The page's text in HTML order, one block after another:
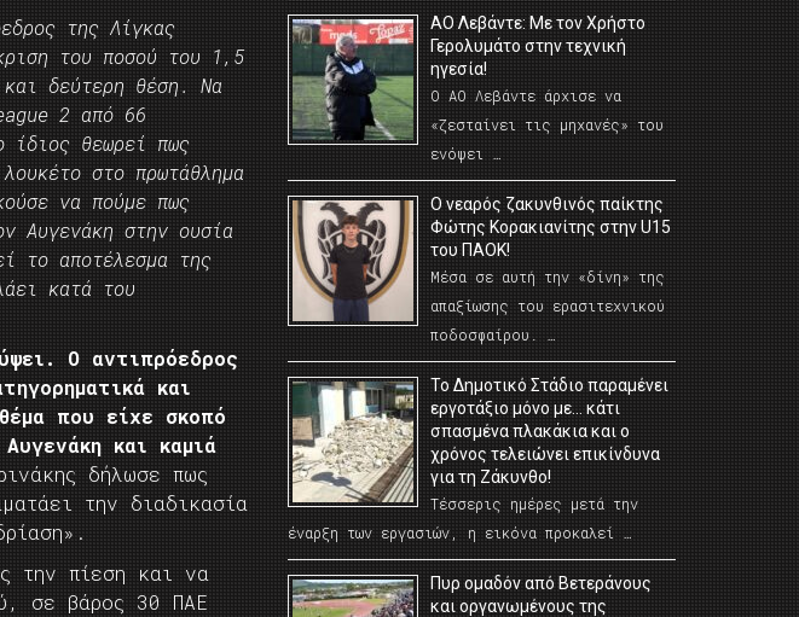
της Λίγκας
του ποσού του 1,5
δεύτερη θέση. Να
2 από 66
ίδιος θεωρεί πως
στο πρωτάθλημα
να πούμε πως
Αυγενάκη στην ουσία
το αποτέλεσμα της
κατά του
Ο αντιπρόεδρος
και
που είχε σκοπό
και καμιά
δήλωσε πως
την διαδικασία
την πίεση και να
σε βάρος 30 ΠΑΕ
ΑΟ Λεβάντε: Με τον Χρήστο
Γερολυμάτο στην τεχνική
ηγεσία!
Ο ΑΟ Λεβάντε άρχισε να
«ζεσταίνει τις μηχανές» του
ενόψει …
O νεαρός ζακυνθινός παίκτης
Φώτης Κορακιανίτης στην U15
του ΠΑΟΚ!
Μέσα σε αυτή την «δίνη» της
απαξίωσης του ερασιτεχνικού
ποδοσφαίρου. …
Το Δημοτικό Στάδιο παραμένει
εργοτάξιο μόνο με… κάτι
σπασμένα πλακάκια και ο
χρόνος τελειώνει επικίνδυνα
για τη Ζάκυνθο!
Τέσσερις ημέρες μετά την
έναρξη των εργασιών, η εικόνα προκαλεί …
Πυρ ομαδόν από Βετεράνους
και οργανωμένους της